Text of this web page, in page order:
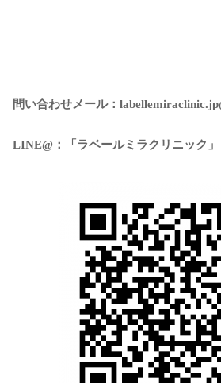
問い合わせメール：
LINE@：「ラベールミラクリニック」